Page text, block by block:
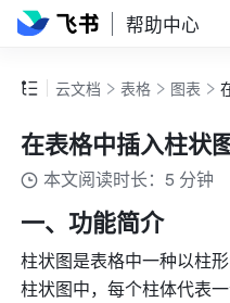
帮助中心
云文档 表格 图表
在表格中插入柱状
本文阅读时长：5 分钟
一、功能简介
柱状图是表格中一种以柱
柱状图中，每个柱体代表